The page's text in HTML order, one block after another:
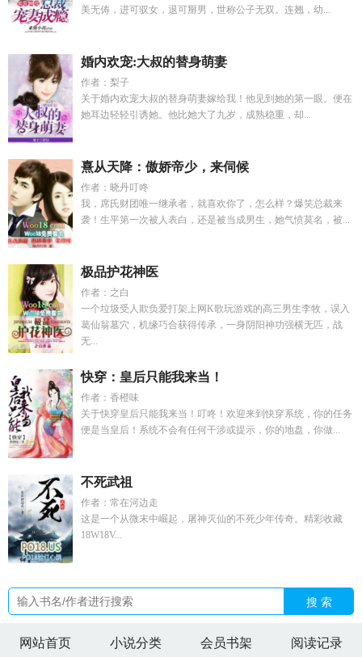
美无俦，进可驭女，退可掰男，世称公子无双。连翘，幼...
婚内欢宠:大叔的替身萌妻
作者：梨子
关于婚内欢宠大叔的替身萌妻嫁给我！他见到她的第一眼。便在
她耳边轻轻引诱她。他比她大了九岁，成熟稳重，却...
熹从天降：傲娇帝少，来伺候
作者：晓丹叮咚
我，席氏财团唯一继承者，就喜欢你了，怎么样？爆笑总裁来
袭！生平第一次被人表白，还是被当成男生，她气愤莫名，被...
极品护花神医
作者：之白
一个垃圾受人欺负爱打架上网K歌玩游戏的高三男生李牧，误入
葛仙翁墓穴，机缘巧合获得传承，一身阴阳神功强横无匹，战
无...
快穿：皇后只能我来当！
作者：香橙味
关于快穿皇后只能我来当！叮咚！欢迎来到快穿系统，你的任务
便是当皇后！系统不会有任何干涉或提示，你的地盘，你做...
不死武祖
作者：常在河边走
这是一个从微末中崛起，屠神灭仙的不死少年传奇。精彩收藏
18W18V...
搜 索
网站首页 小说分类 会员书架 阅读记录